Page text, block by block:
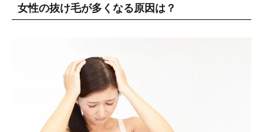
女性の抜け毛が多くなる原因は？